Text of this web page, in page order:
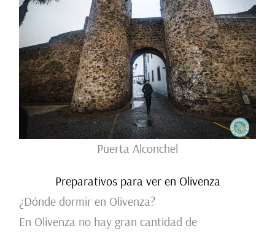
Puerta Alconchel
Preparativos para ver en Olivenza
¿Dónde dormir en Olivenza?
En Olivenza no hay gran cantidad de